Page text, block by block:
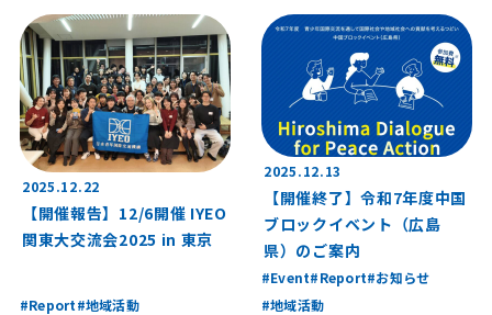
2025.12.22
【開催報告】12/6開催 IYEO
関東大交流会2025 in 東京
Report 地域活動
2025.12.13
【開催終了】令和7年度中国
ブロックイベント（広島
県）のご案内
Event Report お知らせ
地域活動